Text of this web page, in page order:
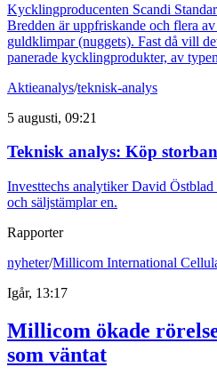
Kycklingproducenten Scandi
Bredden är uppfriskande och flera
guldklimpar (nuggets). Fast då vill
panerade kycklingprodukter, av
Aktieanalys/teknisk-analys
5 augusti, 09:21
Teknisk analys: Köp
Investtechs analytiker David
och säljstämplar en.
Rapporter
nyheter/Millicom International
Igår, 13:17
Millicom ökade
som väntat